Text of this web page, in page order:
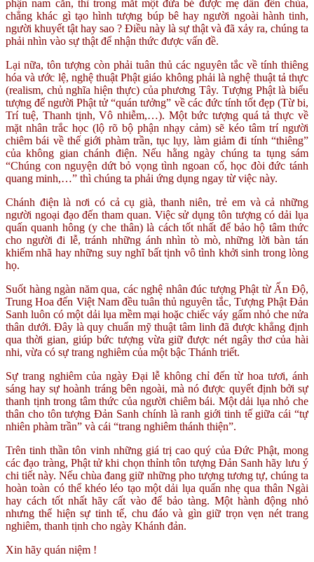
phận nam căn, thì trong mắt một đứa bé được mẹ dẫn đến chùa,
chẳng khác gì tạo hình tượng búp bê hay người ngoài hành tinh,
người khuyết tật hay sao ? Điều này là sự thật và đã xảy ra, chúng ta
phải nhìn vào sự thật để nhận thức được vấn đề.
Lại nữa, tôn tượng còn phải tuân thủ các nguyên tắc về tính thiêng
hóa và ước lệ, nghệ thuật Phật giáo không phải là nghệ thuật tả thực
(realism, chủ nghĩa hiện thực) của phương Tây. Tượng Phật là biểu
tượng để người Phật tử “quán tưởng” về các đức tính tốt đẹp (Từ bi,
Trí tuệ, Thanh tịnh, Vô nhiễm,…). Một bức tượng quá tả thực về
mặt nhân trắc học (lộ rõ bộ phận nhạy cảm) sẽ kéo tâm trí người
chiêm bái về thế giới phàm trần, tục lụy, làm giảm đi tính “thiêng”
của không gian chánh điện. Nếu hằng ngày chúng ta tụng sám
“Chúng con nguyện dứt bỏ vọng tình ngoan cố, học đòi đức tánh
quang minh,…” thì chúng ta phải ứng dụng ngay từ việc này.
Chánh điện là nơi có cả cụ già, thanh niên, trẻ em và cả những
người ngoại đạo đến tham quan. Việc sử dụng tôn tượng có dải lụa
quấn quanh hông (y che thân) là cách tốt nhất để bảo hộ tâm thức
cho người đi lễ, tránh những ánh nhìn tò mò, những lời bàn tán
khiếm nhã hay những suy nghĩ bất tịnh vô tình khởi sinh trong lòng
họ.
Suốt hàng ngàn năm qua, các nghệ nhân đúc tượng Phật từ Ấn Độ,
Trung Hoa đến Việt Nam đều tuân thủ nguyên tắc, Tượng Phật Đản
Sanh luôn có một dải lụa mềm mại hoặc chiếc váy gấm nhỏ che nửa
thân dưới. Đây là quy chuẩn mỹ thuật tâm linh đã được khẳng định
qua thời gian, giúp bức tượng vừa giữ được nét ngây thơ của hài
nhi, vừa có sự trang nghiêm của một bậc Thánh triết.
Sự trang nghiêm của ngày Đại lễ không chỉ đến từ hoa tươi, ánh
sáng hay sự hoành tráng bên ngoài, mà nó được quyết định bởi sự
thanh tịnh trong tâm thức của người chiêm bái. Một dải lụa nhỏ che
thân cho tôn tượng Đản Sanh chính là ranh giới tinh tế giữa cái “tự
nhiên phàm trần” và cái “trang nghiêm thánh thiện”.
Trên tinh thần tôn vinh những giá trị cao quý của Đức Phật, mong
các đạo tràng, Phật tử khi chọn thỉnh tôn tượng Đản Sanh hãy lưu ý
chi tiết này. Nếu chùa đang giữ những pho tượng tương tự, chúng ta
hoàn toàn có thể khéo léo tạo một dải lụa quấn nhẹ qua thân Ngài
hay cách tốt nhất hãy cất vào để bảo tàng. Một hành động nhỏ
nhưng thể hiện sự tinh tế, chu đáo và gìn giữ trọn vẹn nét trang
nghiêm, thanh tịnh cho ngày Khánh đản.
Xin hãy quán niệm !